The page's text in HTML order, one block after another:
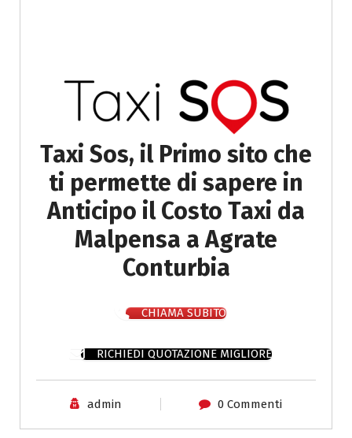
Taxi Sos, il Primo sito che
ti permette di sapere in
Anticipo il Costo Taxi da
Malpensa a Agrate
Conturbia
CHIAMA SUBITO
RICHIEDI QUOTAZIONE MIGLIORE
admin 0 Commenti